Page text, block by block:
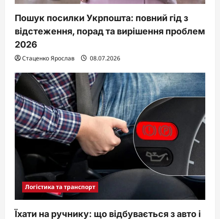
Пошук посилки Укрпошта: повний гід з
відстеження, порад та вирішення проблем
2026
Стаценко Ярослав 08.07.2026
Логістика та транспорт
Їхати на ручнику: що відбувається з авто і